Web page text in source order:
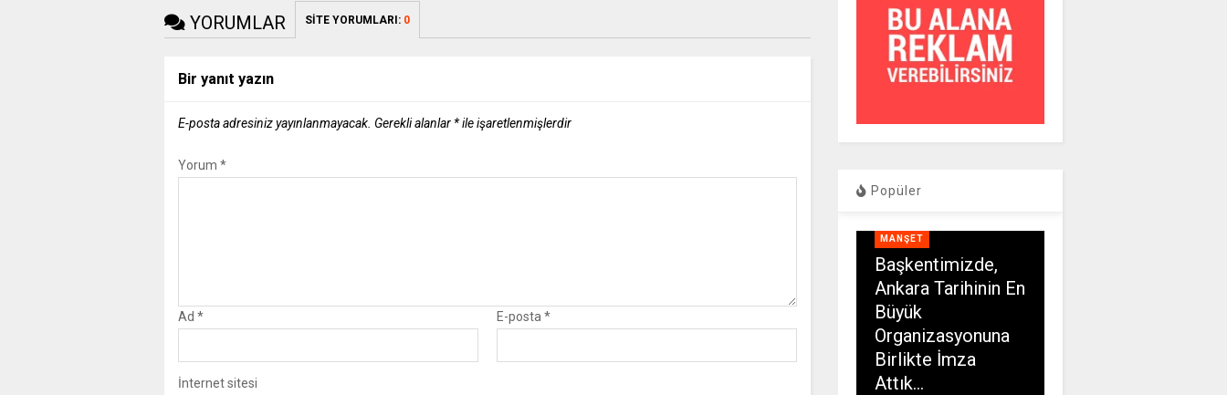
YORUMLAR SİTE YORUMLARI: 0
Bir yanıt yazın
E-posta adresiniz yayınlanmayacak. Gerekli alanlar *ile işaretlenmişlerdir
Yorum *
Ad * E-posta*
İnternet sitesi
Popüler
MANŞET
Başkentimizde,
Ankara Tarihinin En
Büyük
Organizasyonuna
Birlikte İmza
Attık…